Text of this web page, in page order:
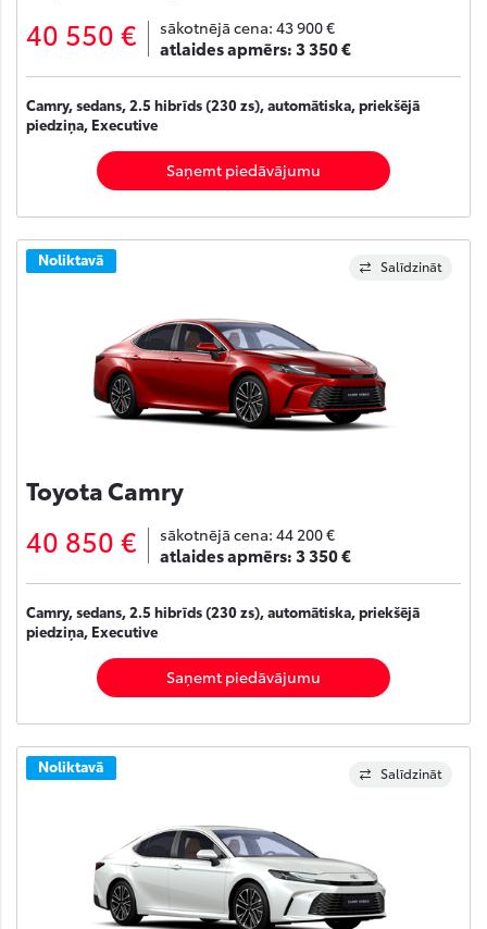
40 550 € sākotnējā cena: 43 900 €
atlaides apmērs:3 350 €
Camry, sedans, 2.5 hibrīds (230 zs), automātiska, priekšējā
piedziņa, Executive
Saņemt piedāvājumu
Salīdzināt
Noliktavā
Toyota Camry
40 850 € sākotnējā cena: 44 200 €
atlaides apmērs:3 350 €
Camry, sedans, 2.5 hibrīds (230 zs), automātiska, priekšējā
piedziņa, Executive
Saņemt piedāvājumu
Salīdzināt
Noliktavā